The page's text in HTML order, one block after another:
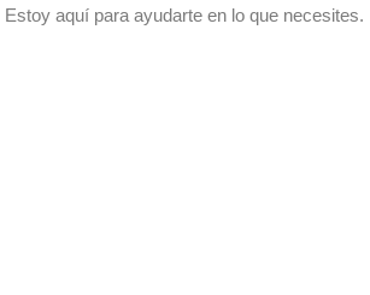
aquí para ayudarte en lo que necesites.